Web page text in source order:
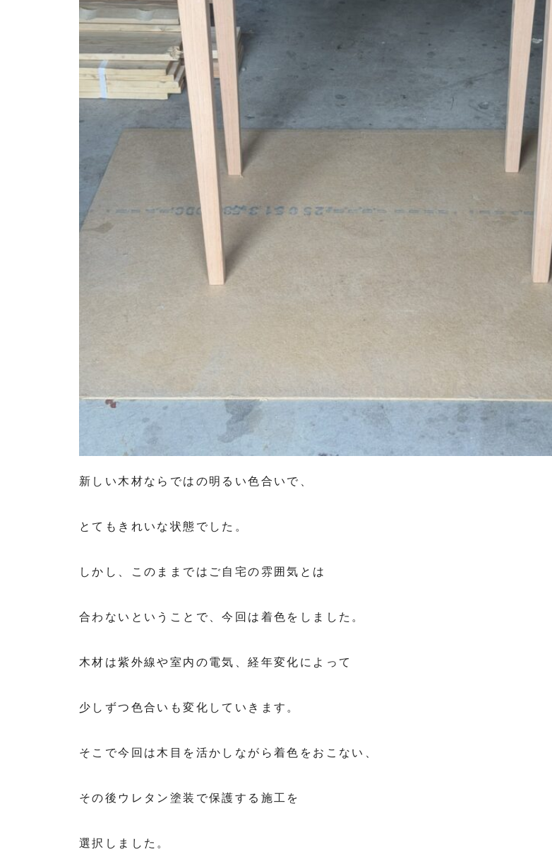
新しい木材ならではの明るい色合いで、
とてもきれいな状態でした。
しかし、このままではご自宅の雰囲気とは
合わないということで、今回は着色をしました。
木材は紫外線や室内の電気、経年変化によって
少しずつ色合いも変化していきます。
そこで今回は木目を活かしながら着色をおこない、
その後ウレタン塗装で保護する施工を
選択しました。